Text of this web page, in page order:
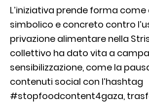
L’iniziativa prende forma
simbolico e concreto contro
privazione alimentare nella
collettivo ha dato vita a
sensibilizzazione, come la
contenuti social con l’hashtag
#stopfoodcontent4gaza,